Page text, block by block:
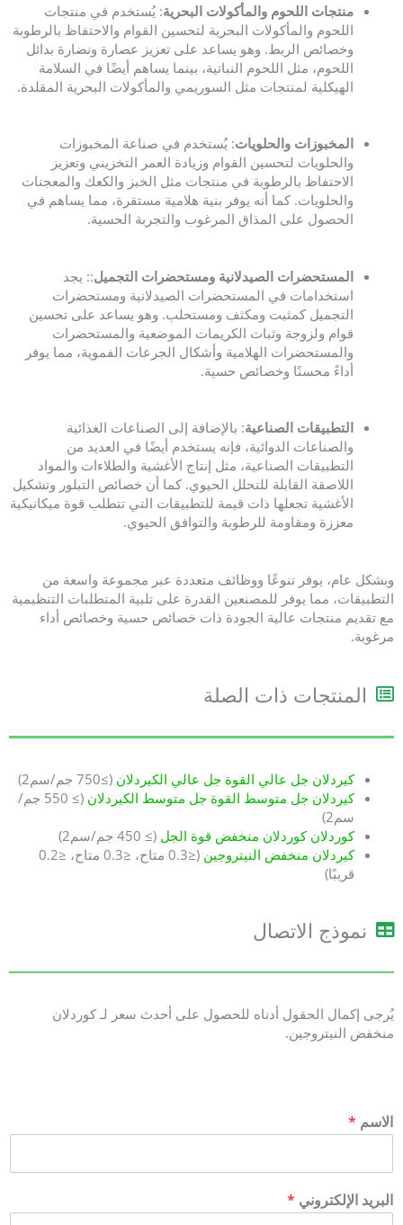
منتجات اللحوم والمأكولات البحرية: يُستخدم في منتجات
اللحوم والمأكولات البحرية لتحسين القوام والاحتفاظ بالرطوبة
وخصائص الربط. وهو يساعد على تعزيز عصارة ونضارة بدائل
اللحوم، مثل اللحوم النباتية، بينما يساهم أيضًا في السلامة
الهيكلية لمنتجات مثل السوريمي والمأكولات البحرية المقلدة.
المخبوزات والحلويات: يُستخدم في صناعة المخبوزات
والحلويات لتحسين القوام وزيادة العمر التخزيني وتعزيز
الاحتفاظ بالرطوبة في منتجات مثل الخبز والكعك والمعجنات
والحلويات. كما أنه يوفر بنية هلامية مستقرة، مما يساهم في
الحصول على المذاق المرغوب والتجربة الحسية.
المستحضرات الصيدلانية ومستحضرات التجميل:: يجد
استخدامات في المستحضرات الصيدلانية ومستحضرات
التجميل كمثبت ومكثف ومستحلب. وهو يساعد على تحسين
قوام ولزوجة وثبات الكريمات الموضعية والمستحضرات
والمستحضرات الهلامية وأشكال الجرعات الفموية، مما يوفر
أداءً محسنًا وخصائص حسية.
التطبيقات الصناعية: بالإضافة إلى الصناعات الغذائية
والصناعات الدوائية، فإنه يستخدم أيضًا في العديد من
التطبيقات الصناعية، مثل إنتاج الأغشية والطلاءات والمواد
اللاصقة القابلة للتحلل الحيوي. كما أن خصائص التبلور وتشكيل
الأغشية تجعلها ذات قيمة للتطبيقات التي تتطلب قوة ميكانيكية
معززة ومقاومة للرطوبة والتوافق الحيوي.
وبشكل عام، يوفر تنوعًا ووظائف متعددة عبر مجموعة واسعة من
التطبيقات، مما يوفر للمصنعين القدرة على تلبية المتطلبات التنظيمية
مع تقديم منتجات عالية الجودة ذات خصائص حسية وخصائص أداء
مرغوبة.
المنتجات ذات الصلة
كيردلان جل عالي القوة جل عالي الكيردلان (≥750 جم/سم2)
كيردلان جل متوسط القوة جل متوسط الكيردلان
(≥ 550 جم/
سم2)
كوردلان كوردلان منخفض قوة الجل (≥ 450 جم/سم2)
كيردلان منخفض النيتروجين
(≤0.3 متاح، ≤0.3 متاح، ≤0.2
قريبًا)
نموذج الاتصال
يُرجى إكمال الحقول أدناه للحصول على أحدث سعر لـ كوردلان
منخفض النيتروجين.
الاسم *
البريد الإلكتروني *